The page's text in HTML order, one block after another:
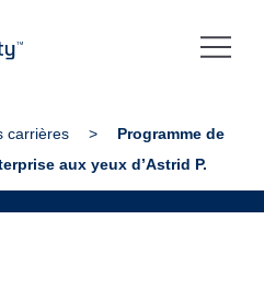
carrières
Programme de
aux yeux d’Astrid P.